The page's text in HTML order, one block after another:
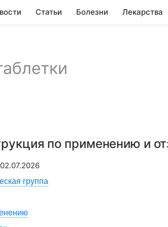
Статьи Болезни Лекарства
по применению и
02.07.2026
группа